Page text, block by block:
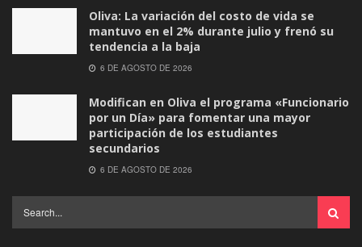
Oliva: La variación del costo de vida se
mantuvo en el 2% durante julio y frenó su
tendencia a la baja
6 DE AGOSTO DE 2026
Modifican en Oliva el programa «Funcionario
por un Día» para fomentar una mayor
participación de los estudiantes
secundarios
6 DE AGOSTO DE 2026